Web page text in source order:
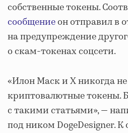
собственные токены.
сообщениеон отправил в
на предупреждение
о скам-токенах соцсети.
«Илон Маск и Х никогда
криптовалютные токены.
с такими статьями», —
под ником DogeDesigner.